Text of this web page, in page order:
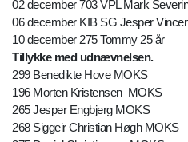
02 december 703 VPL Mark
06 december KIB SG Jesper
10 december 275 Tommy 25 år
Tillykke med udnævnelsen.
299 Benedikte Hove MOKS
196 Morten Kristensen MOKS
265 Jesper Engbjerg MOKS
268 Siggeir Christian Høgh MOKS